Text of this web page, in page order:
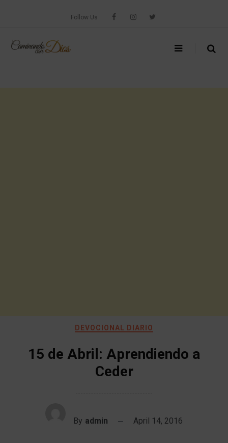
Follow Us
DEVOCIONAL DIARIO
15 de Abril: Aprendiendo a
Ceder
By admin April 14, 2016